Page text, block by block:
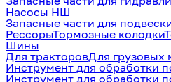
Насосы НШ
Запасные части для
РессорыТормозные колодки
Шины
Для тракторовДля грузовых
Инструмент для обработки
Инструмент для обработки